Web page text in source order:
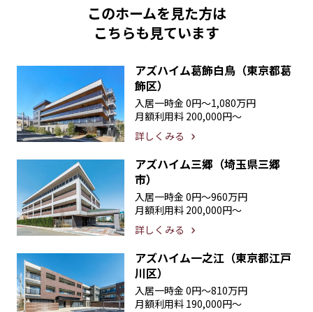
このホームを見た方は
こちらも見ています
アズハイム葛飾白鳥（東京都葛
飾区）
入居一時金 0円〜1,080万円
月額利用料 200,000円〜
詳しくみる
アズハイム三郷（埼玉県三郷
市）
入居一時金 0円〜960万円
月額利用料 200,000円〜
詳しくみる
アズハイム一之江（東京都江戸
川区）
入居一時金 0円〜810万円
月額利用料 190,000円〜